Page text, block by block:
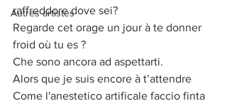
Autres artistes
raffreddore dove sei?
Regarde cet orage un jour à te donner
froid où tu es ?
Che sono ancora ad aspettarti.
Alors que je suis encore à t’attendre
Come l'anestetico artificale faccio finta